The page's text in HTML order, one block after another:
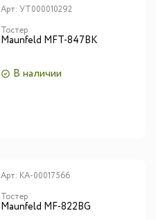
Арт: УТ000010292
Тостер
Maunfeld MFT-847BK
В наличии
Арт: КА-00017566
Тостер
Maunfeld MF-822BG